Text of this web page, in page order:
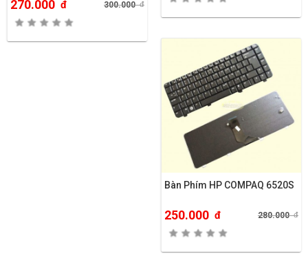
270.000 đ 300.000đ
Bàn Phím HP COMPAQ 6520S
250.000 đ 280.000đ